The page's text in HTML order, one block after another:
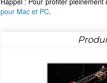
pour Mac et PC.